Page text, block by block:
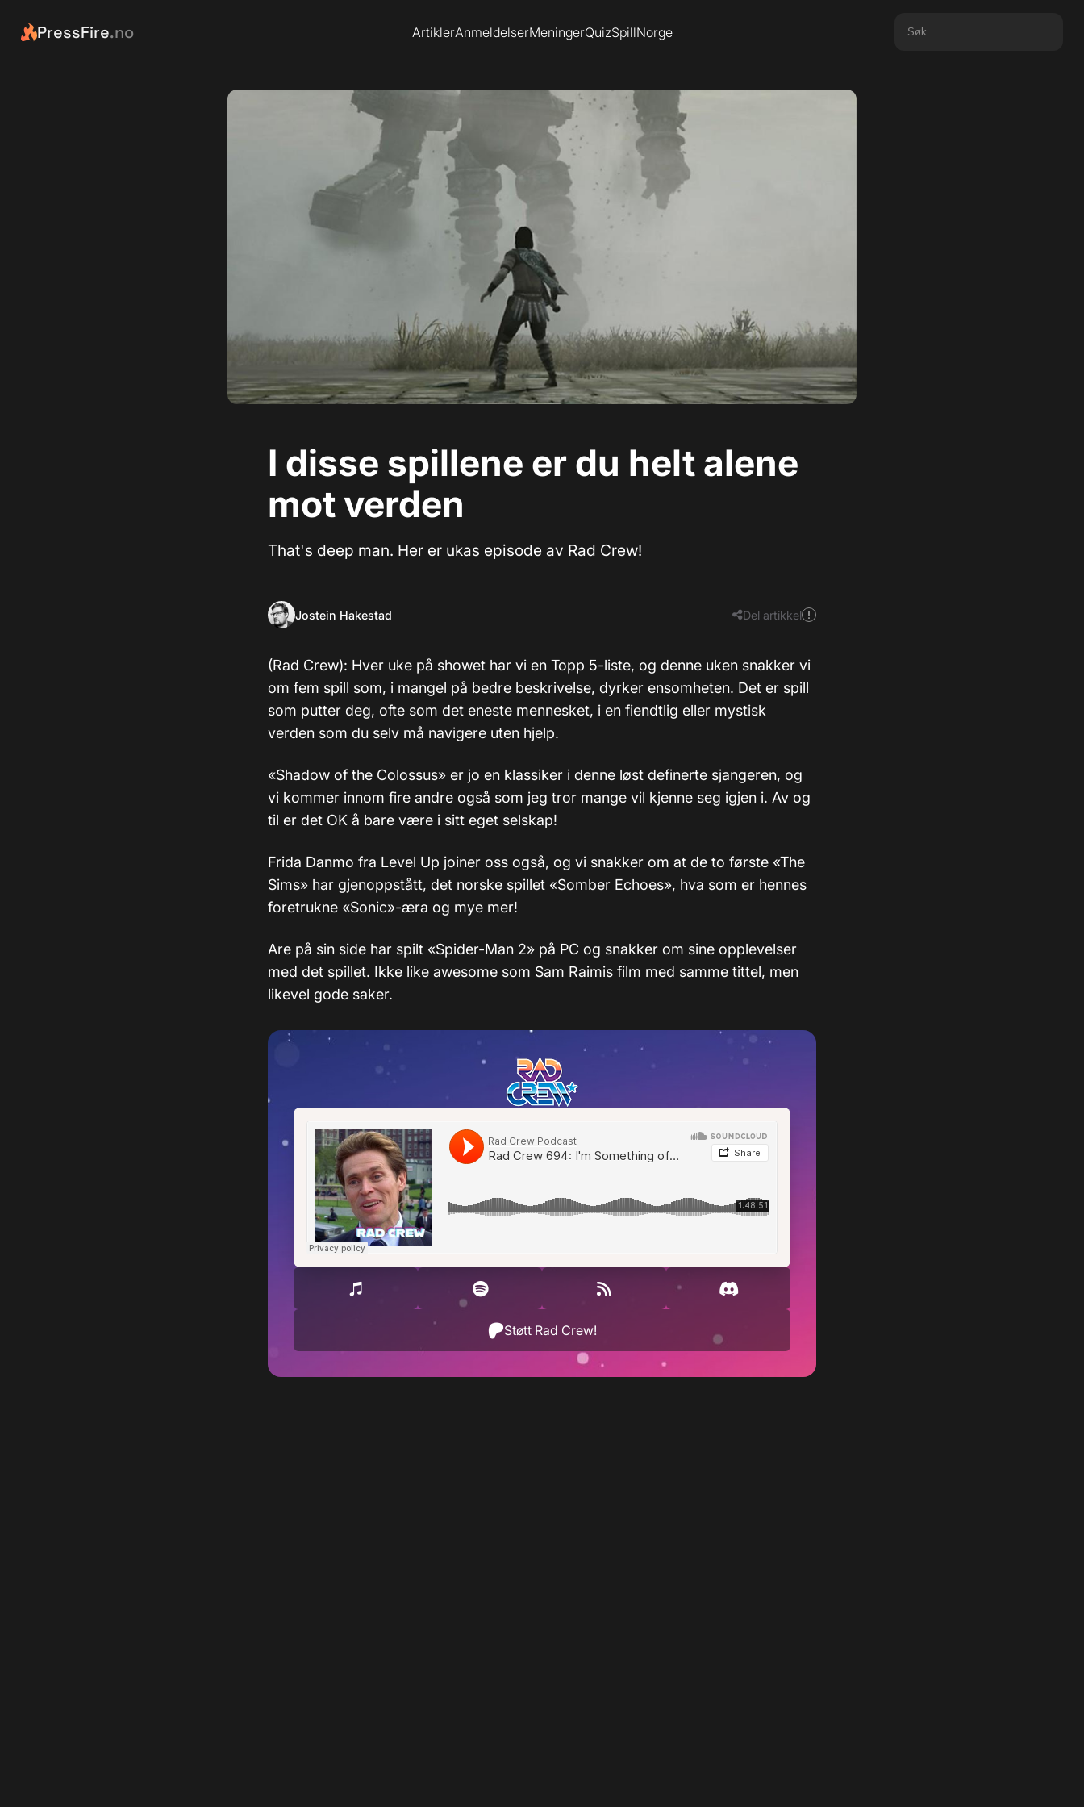
PressFire.no ArtiklerAnmeldelserMeningerQuizSpillNorge
I disse spillene er du helt alene
mot verden
That's deep man. Her er ukas episode av Rad Crew!
Jostein Hakestad Del artikkel
(Rad Crew): Hver uke på showet har vi en Topp 5-liste, og denne uken snakker vi
om fem spill som, i mangel på bedre beskrivelse, dyrker ensomheten. Det er spill
som putter deg, ofte som det eneste mennesket, i en fiendtlig eller mystisk
verden som du selv må navigere uten hjelp.
«Shadow of the Colossus» er jo en klassiker i denne løst definerte sjangeren, og
vi kommer innom fire andre også som jeg tror mange vil kjenne seg igjen i. Av og
til er det OK å bare være i sitt eget selskap!
Frida Danmo fra Level Up joiner oss også, og vi snakker om at de to første «The
Sims» har gjenoppstått, det norske spillet «Somber Echoes», hva som er hennes
foretrukne «Sonic»-æra og mye mer!
Are på sin side har spilt «Spider-Man 2» på PC og snakker om sine opplevelser
med det spillet. Ikke like awesome som Sam Raimis film med samme tittel, men
likevel gode saker.
Støtt Rad Crew!